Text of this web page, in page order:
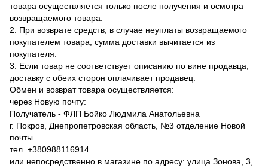
товара осуществляется только после получения и осмотра
возвращаемого товара.
2. При возврате средств, в случае неуплаты возвращаемого
покупателем товара, сумма доставки вычитается из
покупателя.
3. Если товар не соответствует описанию по вине продавца,
доставку с обеих сторон оплачивает продавец.
Обмен и возврат товара осуществляется:
через Новую почту:
Получатель - ФЛП Бойко Людмила Анатольевна
г. Покров, Днепропетровская область, №3 отделение Новой
почты
тел. +380988116914
или непосредственно в магазине по адресу: улица Зонова, 3,